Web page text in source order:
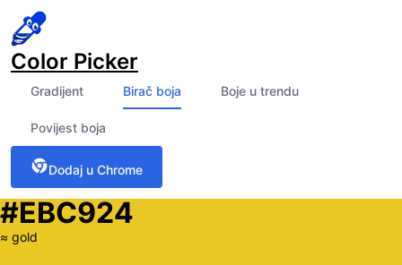
Color Picker
Gradijent Birač boja Boje u trendu
Povijest boja
Dodaj u Chrome
#EBC924
≈ gold